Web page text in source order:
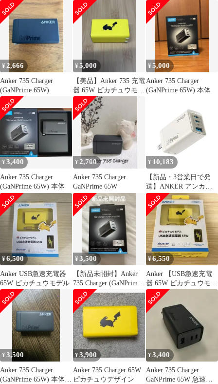
み み
¥ 2,666
Anker 735 Charger
(GaNPrime 65W)
¥5,000
【美品】Anker 735 充電
器 65W ピカチュウモデ
ル ポケモン限定
¥5,000
Anker 735 Charger
(GaNPrime 65W) 本体
¥3,400
Anker 735 Charger
(GaNPrime 65W) 本体
¥2,700
Anker 735 Charger
GaNPrime 65W
¥ 10,183
【新品・3営業日で発
送】ANKER アンカー
Anker 735 Charger
(GaNPrime 65W) ゴール
ド Golden
A2668NB1(A2668NB1)
¥6,500
Anker USB急速充電器
65W ピカチュウモデル
¥3,500
【新品未開封】Anker
735 Charger (GaNPrime
65W)
¥6,550
Anker 【USB急速充電
器 65W ピカチュウモデ
ル】
¥3,500
Anker 735 Charger
(GaNPrime 65W) 本体の
¥3,900
Anker 735 Charger 65W
ピカチュウデザイン
¥3,400
Anker 735 Charger
GaNPrime 65W 急速充